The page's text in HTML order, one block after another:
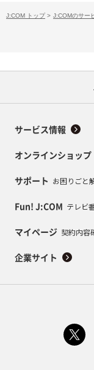
J:COM トップ > J:COMのサー
サービス情報
オンラインショップ
サポート お困りごと
Fun! J:COM テレビ
マイページ 契約内容
企業サイト